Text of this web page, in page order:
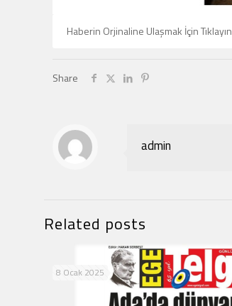
Haberin Orjinaline Ulaşmak İçin Tıklayın
Share
admin
Related posts
8 Ocak 2025